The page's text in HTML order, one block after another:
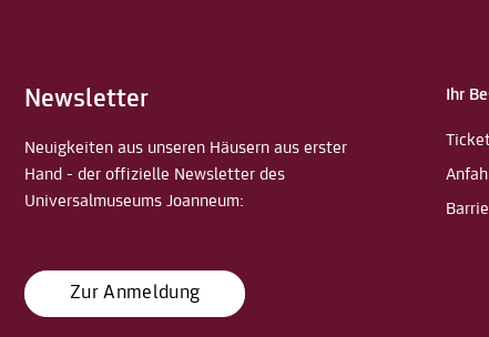
Newsletter
Neuigkeiten aus unseren Häusern aus erster
Hand - der offizielle Newsletter des
Universalmuseums Joanneum:
Zur Anmeldung
Ihr